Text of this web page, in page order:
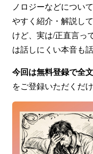
ノロジーなどについ
やすく紹介・解説し
けど、実は/正直言っ
は話しにくい本音も話
今回は無料登録で全
をご登録いただくだ